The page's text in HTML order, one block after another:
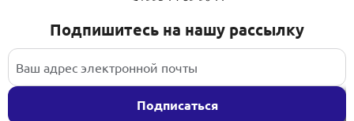
Подпишитесь на нашу рассылку
Подписаться